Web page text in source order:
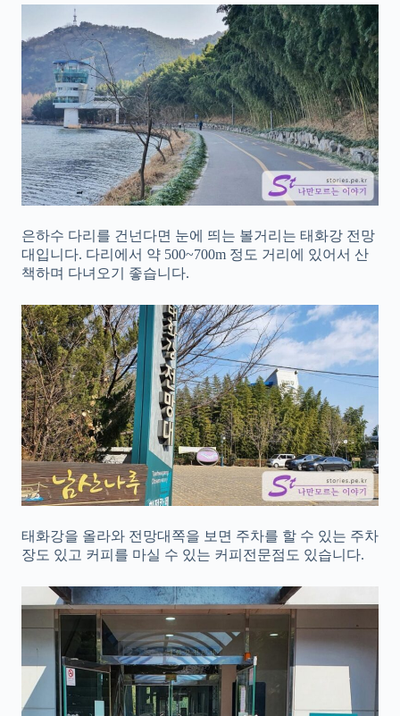
은하수 다리를 건넌다면 눈에 띄는 볼거리는 태화강 전망
대입니다. 다리에서 약 500~700m 정도 거리에 있어서 산
책하며 다녀오기 좋습니다.
태화강을 올라와 전망대쪽을 보면 주차를 할 수 있는 주차
장도 있고 커피를 마실 수 있는 커피전문점도 있습니다.